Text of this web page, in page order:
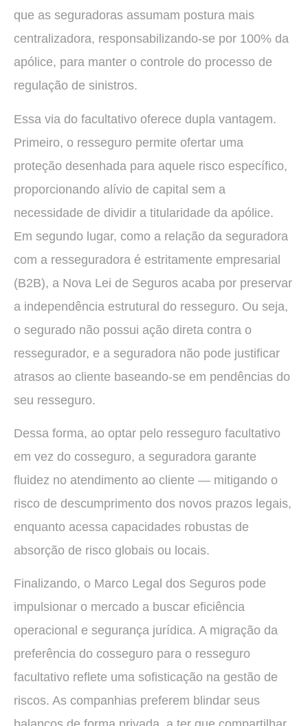
que as seguradoras assumam postura mais
centralizadora, responsabilizando-se por 100% da
apólice, para manter o controle do processo de
regulação de sinistros.
Essa via do facultativo oferece dupla vantagem.
Primeiro, o resseguro permite ofertar uma
proteção desenhada para aquele risco específico,
proporcionando alívio de capital sem a
necessidade de dividir a titularidade da apólice.
Em segundo lugar, como a relação da seguradora
com a resseguradora é estritamente empresarial
(B2B), a Nova Lei de Seguros acaba por preservar
a independência estrutural do resseguro. Ou seja,
o segurado não possui ação direta contra o
ressegurador, e a seguradora não pode justificar
atrasos ao cliente baseando-se em pendências do
seu resseguro.
Dessa forma, ao optar pelo resseguro facultativo
em vez do cosseguro, a seguradora garante
fluidez no atendimento ao cliente — mitigando o
risco de descumprimento dos novos prazos legais,
enquanto acessa capacidades robustas de
absorção de risco globais ou locais.
Finalizando, o Marco Legal dos Seguros pode
impulsionar o mercado a buscar eficiência
operacional e segurança jurídica. A migração da
preferência do cosseguro para o resseguro
facultativo reflete uma sofisticação na gestão de
riscos. As companhias preferem blindar seus